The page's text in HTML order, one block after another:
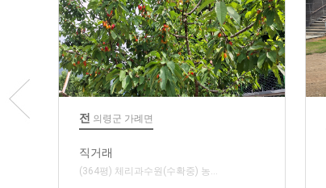
전 의령군 가례면
직거래
(364평) 체리과수원(수확중) 농...